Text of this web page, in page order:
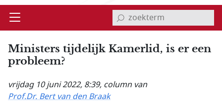
Open invoerveld zoekterm
Ministers tijdelijk Kamerlid, is er een
probleem?
vrijdag 10 juni 2022, 8:39, column van
Prof.Dr. Bert van den Braak